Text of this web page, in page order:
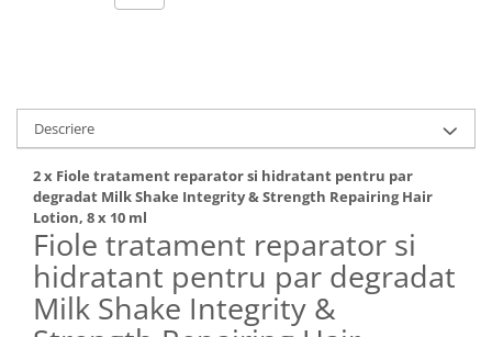
Descriere
2 x Fiole tratament reparator si hidratant pentru par
degradat Milk Shake Integrity & Strength Repairing Hair
Lotion, 8 x 10 ml
Fiole tratament reparator si
hidratant pentru par degradat
Milk Shake Integrity &